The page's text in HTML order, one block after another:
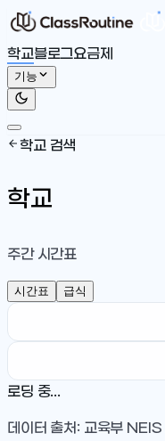
학교블로그요금제
기능
학교 검색
학교
주간 시간표
시간표 급식
로딩 중...
데이터 출처: 교육부